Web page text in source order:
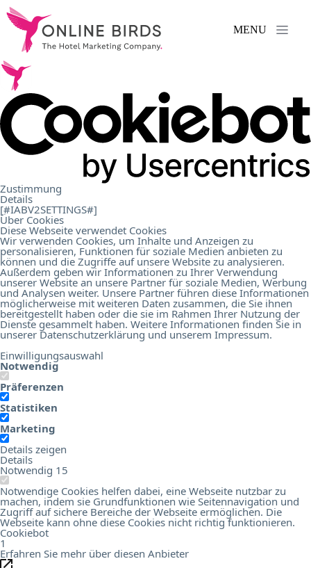
Zustimmung
Details
[#IABV2SETTINGS#]
Über Cookies
Diese Webseite verwendet Cookies
Wir verwenden Cookies, um Inhalte und Anzeigen zu
personalisieren, Funktionen für soziale Medien anbieten zu
können und die Zugriffe auf unsere Website zu analysieren.
Außerdem geben wir Informationen zu Ihrer Verwendung
unserer Website an unsere Partner für soziale Medien, Werbung
und Analysen weiter. Unsere Partner führen diese Informationen
möglicherweise mit weiteren Daten zusammen, die Sie ihnen
bereitgestellt haben oder die sie im Rahmen Ihrer Nutzung der
Dienste gesammelt haben. Weitere Informationen finden Sie in
unserer Datenschutzerklärung und unserem Impressum.
Einwilligungsauswahl
Notwendig
Präferenzen
Statistiken
Marketing
Details zeigen
Details
Notwendig 15
Notwendige Cookies helfen dabei, eine Webseite nutzbar zu
machen, indem sie Grundfunktionen wie Seitennavigation und
Zugriff auf sichere Bereiche der Webseite ermöglichen. Die
Webseite kann ohne diese Cookies nicht richtig funktionieren.
Cookiebot
1
Erfahren Sie mehr über diesen Anbieter
Services
References
Us.
Career.
Contact.
MENU